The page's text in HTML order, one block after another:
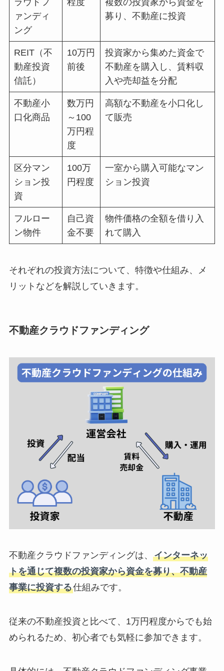
ラウドフ
ァンディ
ング
程度
複数の投資家から資金を
募り、不動産に投資
REIT（不
動産投資
信託）
10万円
前後
投資家から集めた資金で
不動産を購入し、賃料収
入や売却益を分配
不動産小
口化商品
数万円
～100
万円程
度
高額な不動産を小口化し
て販売
区分マン
ション投
資
100万
円程度
一室から購入可能なマン
ション投資
フルロー
ン物件
自己資
金不要
物件価格の全額を借り入
れて購入
それぞれの投資方法について、特徴や仕組み、メ
リットなどを解説していきます。
不動産クラウドファンディング
不動産クラウドファンディングは、 インターネッ
トを通じて複数の投資家から資金を募り、不動産
事業に投資する仕組みです。
従来の不動産投資と比べて、1万円程度からでも始
められるため、初心者でも気軽に参加できます。